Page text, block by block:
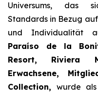
Universums, das
Standards in Bezug
und Individualität
Paraíso de la
Resort, Riviera
Erwachsene,
Collection, wurde